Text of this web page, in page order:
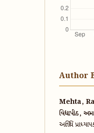
Author
Mehta,
વિદ્યાપીઠ,
અતિથિ